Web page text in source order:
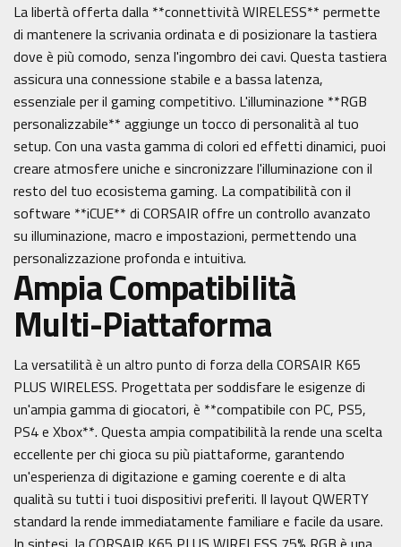
La libertà offerta dalla **connettività WIRELESS** permette
di mantenere la scrivania ordinata e di posizionare la tastiera
dove è più comodo, senza l'ingombro dei cavi. Questa tastiera
assicura una connessione stabile e a bassa latenza,
essenziale per il gaming competitivo. L'illuminazione **RGB
personalizzabile** aggiunge un tocco di personalità al tuo
setup. Con una vasta gamma di colori ed effetti dinamici, puoi
creare atmosfere uniche e sincronizzare l'illuminazione con il
resto del tuo ecosistema gaming. La compatibilità con il
software **iCUE** di CORSAIR offre un controllo avanzato
su illuminazione, macro e impostazioni, permettendo una
personalizzazione profonda e intuitiva.
Ampia Compatibilità
Multi-Piattaforma
La versatilità è un altro punto di forza della CORSAIR K65
PLUS WIRELESS. Progettata per soddisfare le esigenze di
un'ampia gamma di giocatori, è **compatibile con PC, PS5,
PS4 e Xbox**. Questa ampia compatibilità la rende una scelta
eccellente per chi gioca su più piattaforme, garantendo
un'esperienza di digitazione e gaming coerente e di alta
qualità su tutti i tuoi dispositivi preferiti. Il layout QWERTY
standard la rende immediatamente familiare e facile da usare.